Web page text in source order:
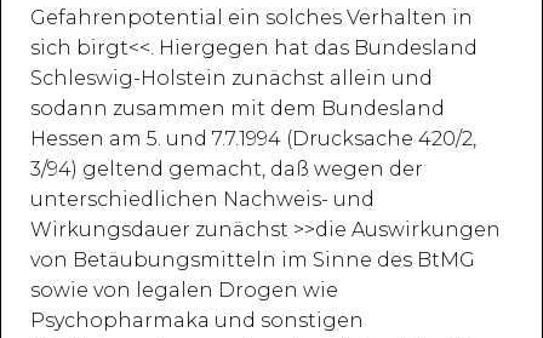
Gefahrenpotential ein solches Verhalten in
sich birgt<<. Hiergegen hat das Bundesland
Schleswig-Holstein zunächst allein und
sodann zusammen mit dem Bundesland
Hessen am 5. und 7.7.1994 (Drucksache 420/2,
3/94) geltend gemacht, daß wegen der
unterschiedlichen Nachweis- und
Wirkungsdauer zunächst >>die Auswirkungen
von Betäubungsmitteln im Sinne des BtMG
sowie von legalen Drogen wie
Psychopharmaka und sonstigen